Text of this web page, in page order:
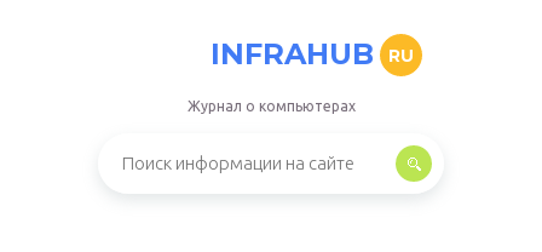
INFRAHUB RU
Журнал о компьютерах